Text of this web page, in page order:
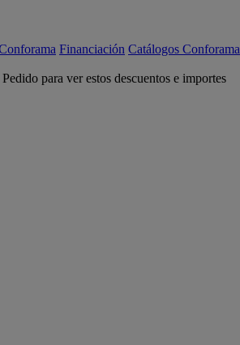
Financiación Catálogos Conforama
para ver estos descuentos e importes